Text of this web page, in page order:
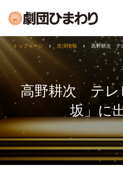
高野耕次 テレ
坂」に
トップページ 出演情報 高野耕次 テ